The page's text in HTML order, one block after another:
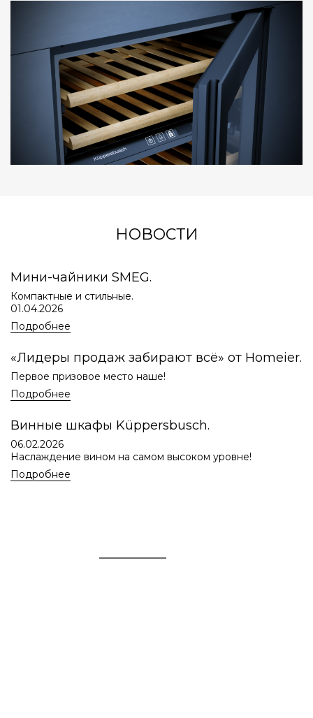
НОВОСТИ
Мини-чайники SMEG.
Компактные и стильные.
01.04.2026
Подробнее
«Лидеры продаж забирают всё» от Homeier.
Первое призовое место наше!
Подробнее
Винные шкафы Küppersbusch.
06.02.2026
Наслаждение вином на самом высоком уровне!
Подробнее